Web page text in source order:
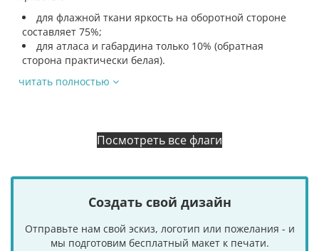
для флажной ткани яркость на оборотной стороне
составляет 75%;
для атласа и габардина только 10% (обратная
сторона практически белая).
читать полностью
Посмотреть все флаги
Создать свой дизайн
Отправьте нам свой эскиз, логотип или пожелания - и
мы подготовим бесплатный макет к печати.